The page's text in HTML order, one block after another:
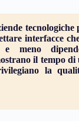
tecnologiche
interfacce
meno
il tempo di
la